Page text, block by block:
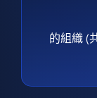
的組織 (